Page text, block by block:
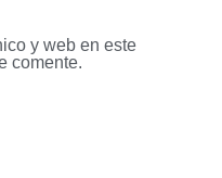
y web en este
comente.